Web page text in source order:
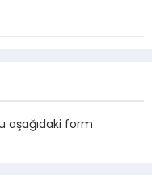
aşağıdaki form